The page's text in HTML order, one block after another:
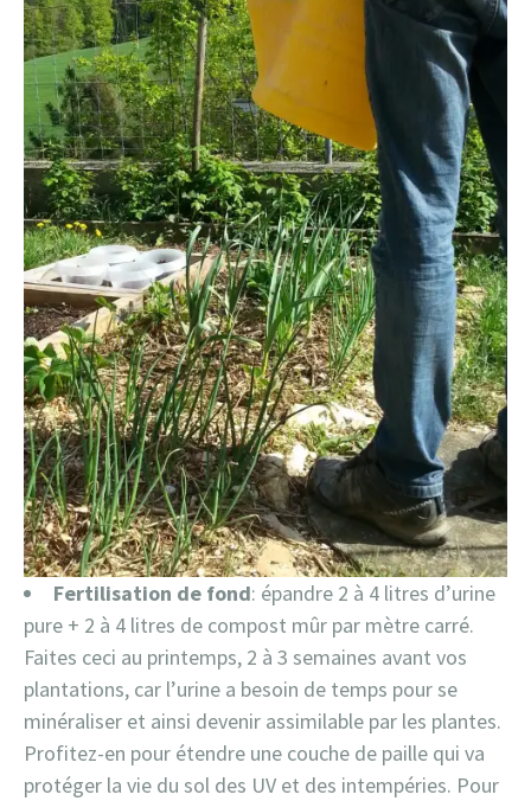
Fertilisation de fond: épandre 2 à 4 litres d’urine
pure + 2 à 4 litres de compost mûr par mètre carré.
Faites ceci au printemps, 2 à 3 semaines avant vos
plantations, car l’urine a besoin de temps pour se
minéraliser et ainsi devenir assimilable par les plantes.
Profitez-en pour étendre une couche de paille qui va
protéger la vie du sol des UV et des intempéries. Pour